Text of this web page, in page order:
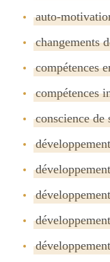
auto-
changements
compétences
compétences
conscience de